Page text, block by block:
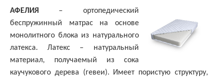
АФЕЛИЯ – ортопедический
беспружинный матрас на основе
монолитного блока из натурального
латекса. Латекс – натуральный
материал, получаемый из сока
каучукового дерева (гевеи). Имеет пористую структуру,